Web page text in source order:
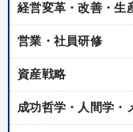
経営変革・改善・生
営業・社員研修
資産戦略
成功哲学・人間学・